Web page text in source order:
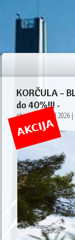
KORČULA –
do 40%!!! -
objavljeno: 15.01.2026 |